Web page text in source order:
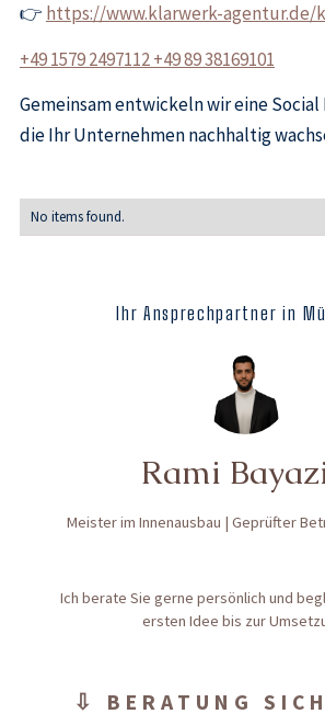
👉 https://www.klarwerk-agentur.de/
+49 1579 2497112 +49 89 38169101
Gemeinsam entwickeln wir eine
die Ihr Unternehmen nachhaltig
No items found.
Ihr Ansprechpartner in
Rami
Meister im Innenausbau | Geprüfter
Ich berate Sie gerne persönlich und
ersten Idee bis zur
⇩ BERATUNG